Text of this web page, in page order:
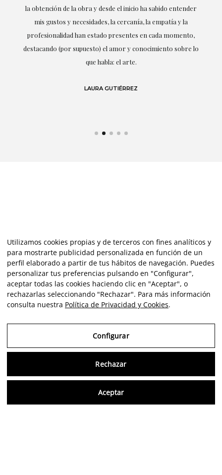
la obtención de la obra y desde el inicio ha sabido entender
mis gustos y necesidades, la cercanía, la empatía y la
profesionalidad han estado presentes en cada momento,
destacando (por supuesto) el amor y conocimiento sobre lo
que habla: el arte.
LAURA GUTIÉRREZ
Utilizamos cookies propias y de terceros con fines analíticos y
para mostrarte publicidad personalizada en función de un
perfil elaborado a partir de tus hábitos de navegación. Puedes
personalizar tus preferencias pulsando en "Configurar",
aceptar todas las cookies haciendo clic en "Aceptar", o
rechazarlas seleccionando "Rechazar". Para más información
consulta nuestra Política de Privacidad y Cookies.
Configurar
Rechazar
Aceptar